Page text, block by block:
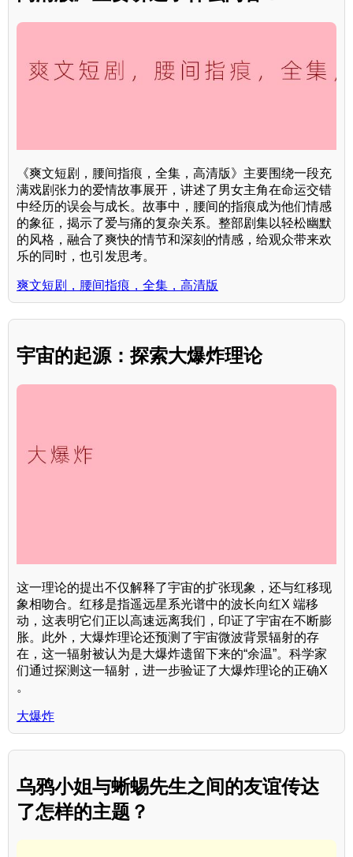
《爽文短剧，腰间指痕，全集，高清版》主要围绕一段充
满戏剧张力的爱情故事展开，讲述了男女主角在命运交错
中经历的误会与成长。故事中，腰间的指痕成为他们情感
的象征，揭示了爱与痛的复杂关系。整部剧集以轻松幽默
的风格，融合了爽快的情节和深刻的情感，给观众带来欢
乐的同时，也引发思考。
爽文短剧，腰间指痕，全集，高清版
宇宙的起源：探索大爆炸理论
这一理论的提出不仅解释了宇宙的扩张现象，还与红移现
象相吻合。红移是指遥远星系光谱中的波长向红X 端移
动，这表明它们正以高速远离我们，印证了宇宙在不断膨
胀。此外，大爆炸理论还预测了宇宙微波背景辐射的存
在，这一辐射被认为是大爆炸遗留下来的“余温”。科学家
们通过探测这一辐射，进一步验证了大爆炸理论的正确X
。
大爆炸
乌鸦小姐与蜥蜴先生之间的友谊传达
了怎样的主题？